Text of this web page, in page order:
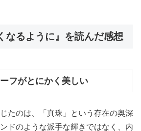
なるように』を読んだ感想
フがとにかく美しい
たのは、「真珠」という存在の奥深
ドのような派手な輝きではなく、内